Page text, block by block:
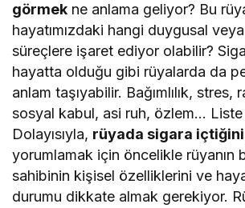
görmek ne anlama geliyor? Bu
hayatımızdaki hangi duygusal
süreçlere işaret ediyor olabilir?
hayatta olduğu gibi rüyalarda da
anlam taşıyabilir. Bağımlılık, stres,
sosyal kabul, asi ruh, özlem… Liste
Dolayısıyla, rüyada sigara
yorumlamak için öncelikle rüyanın
sahibinin kişisel özelliklerini ve
durumu dikkate almak gerekiyor.